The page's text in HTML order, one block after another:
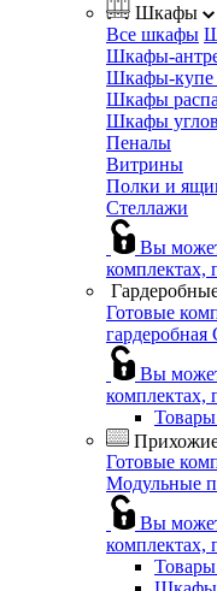
Шкафы
Все шкафы
Шкафы-
Шкафы-купе
Шкафы
Шкафы
Пеналы
Витрины
Полки и
Стеллажи
Вы
комплектах,
Готовые
гардеробная
Вы
комплектах,
Готовые
Модульные
Вы
комплектах,